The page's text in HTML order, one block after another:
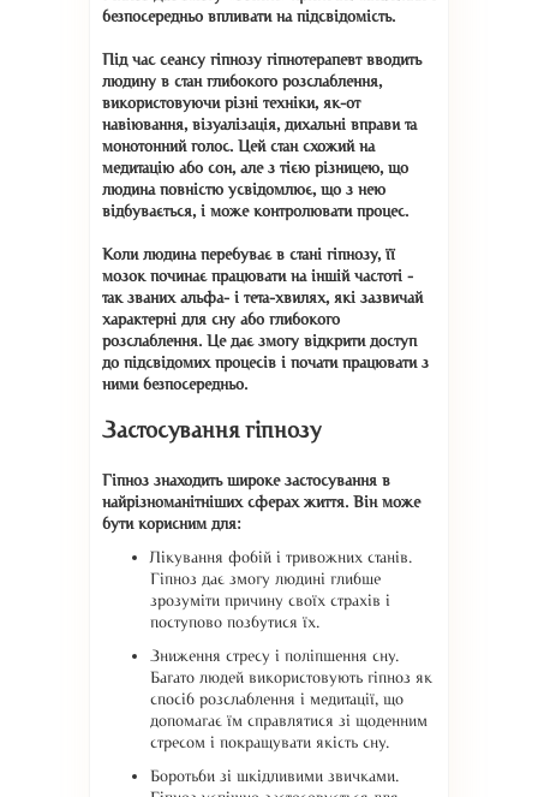
безпосередньо впливати на підсвідомість.
Під час сеансу гіпнозу гіпнотерапевт вводить
людину в стан глибокого розслаблення,
використовуючи різні техніки, як-от
навіювання, візуалізація, дихальні вправи та
монотонний голос. Цей стан схожий на
медитацію або сон, але з тією різницею, що
людина повністю усвідомлює, що з нею
відбувається, і може контролювати процес.
Коли людина перебуває в стані гіпнозу, її
мозок починає працювати на іншій частоті -
так званих альфа- і тета-хвилях, які зазвичай
характерні для сну або глибокого
розслаблення. Це дає змогу відкрити доступ
до підсвідомих процесів і почати працювати з
ними безпосередньо.
Застосування гіпнозу
Гіпноз знаходить широке застосування в
найрізноманітніших сферах життя. Він може
бути корисним для:
Лікування фобій і тривожних станів.
Гіпноз дає змогу людині глибше
зрозуміти причину своїх страхів і
поступово позбутися їх.
Зниження стресу і поліпшення сну.
Багато людей використовують гіпноз як
спосіб розслаблення і медитації, що
допомагає їм справлятися зі щоденним
стресом і покращувати якість сну.
Боротьби зі шкідливими звичками.